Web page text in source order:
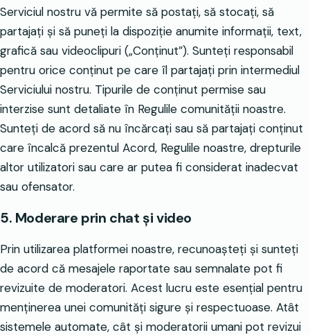
Serviciul nostru vă permite să postați, să stocați, să
partajați și să puneți la dispoziție anumite informații, text,
grafică sau videoclipuri („Conținut”). Sunteți responsabil
pentru orice conținut pe care îl partajați prin intermediul
Serviciului nostru. Tipurile de conținut permise sau
interzise sunt detaliate în Regulile comunității noastre.
Sunteți de acord să nu încărcați sau să partajați conținut
care încalcă prezentul Acord, Regulile noastre, drepturile
altor utilizatori sau care ar putea fi considerat inadecvat
sau ofensator.
5. Moderare prin chat și video
Prin utilizarea platformei noastre, recunoașteți și sunteți
de acord că mesajele raportate sau semnalate pot fi
revizuite de moderatori. Acest lucru este esențial pentru
menținerea unei comunități sigure și respectuoase. Atât
sistemele automate, cât și moderatorii umani pot revizui